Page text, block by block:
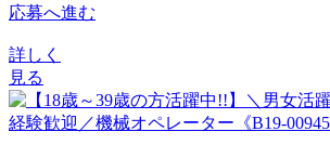
応募へ進む
詳しく
見る